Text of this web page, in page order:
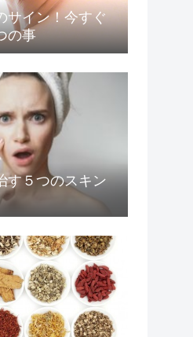
サイン！今すぐ
の事
す５つのスキン